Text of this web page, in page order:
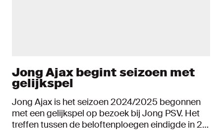
Jong Ajax begint seizoen met
gelijkspel
Jong Ajax is het seizoen 2024/2025 begonnen
met een gelijkspel op bezoek bij Jong PSV. Het
treffen tussen de beloftenploegen eindigde in 2-